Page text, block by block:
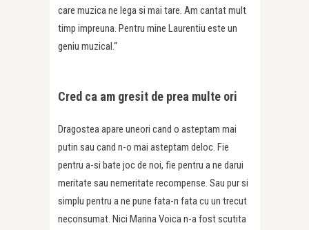
care muzica ne lega si mai tare. Am cantat mult
timp impreuna. Pentru mine Laurentiu este un
geniu muzical.“
Cred ca am gresit de prea multe ori
Dragostea apare uneori cand o asteptam mai
putin sau cand n-o mai asteptam deloc. Fie
pentru a-si bate joc de noi, fie pentru a ne darui
meritate sau nemeritate recompense. Sau pur si
simplu pentru a ne pune fata-n fata cu un trecut
neconsumat. Nici Marina Voica n-a fost scutita